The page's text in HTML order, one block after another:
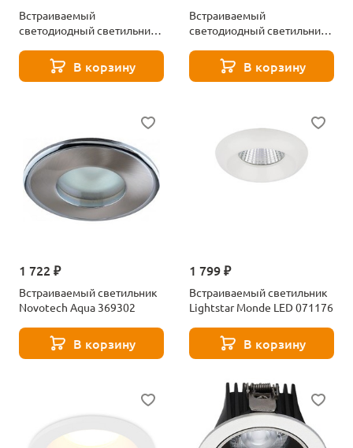
Встраиваемый
светодиодный светильник
В корзину
Встраиваемый
светодиодный светильник
В корзину
1 722 ₽
Встраиваемый светильник
Novotech Aqua 369302
В корзину
1 799 ₽
Встраиваемый светильник
Lightstar Monde LED 071176
В корзину